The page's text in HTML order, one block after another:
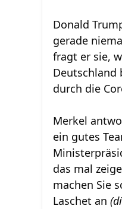
Donald
gerade
fragt er sie,
Deutschland
durch die
Merkel
ein gutes
das mal
machen Sie
Laschet an